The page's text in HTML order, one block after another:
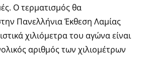
Ο τερματισμός θα
Πανελλήνια Έκθεση Λαμίας
χιλιόμετρα του αγώνα είναι
αριθμός των χιλιομέτρων